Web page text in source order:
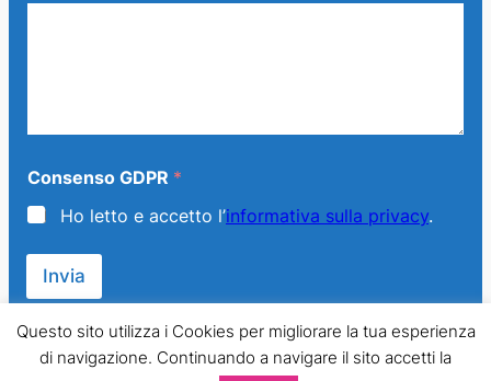
o
G
P
Consenso GDPR *
Ho letto e accetto l’informativa sulla privacy.
Invia
© 2013 – 2024 Generazione Famiglia – LMPT Italia. All Rights
Questo sito utilizza i Cookies per migliorare la tua esperienza
di navigazione. Continuando a navigare il sito accetti la